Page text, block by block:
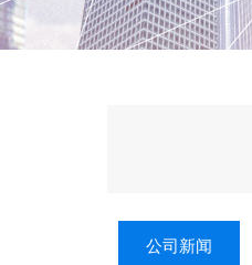
公司新闻